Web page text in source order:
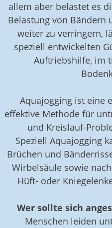
allem aber belastet es
Belastung von Bändern
weiter zu verringern,
speziell entwickelten
Auftriebshilfe, im
Aquajogging ist eine
effektive Methode für
und Kreislauf-
Speziell Aquajogging
Brüchen und
Wirbelsäule sowie
Hüft- oder
Wer sollte sich
Menschen leiden